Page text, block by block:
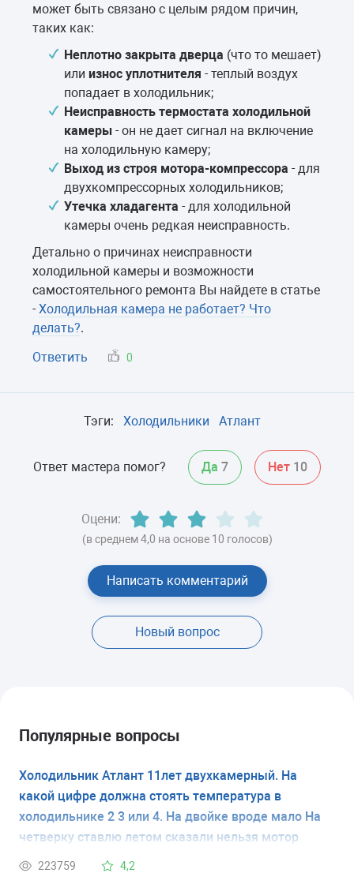
может быть связано с целым рядом причин,
таких как:
Неплотно закрыта дверца (что то мешает)
или износ уплотнителя - теплый воздух
попадает в холодильник;
Неисправность термостата холодильной
камеры - он не дает сигнал на включение
на холодильную камеру;
Выход из строя мотора-компрессора - для
двухкомпрессорных холодильников;
Утечка хладагента - для холодильной
камеры очень редкая неисправность.
Детально о причинах неисправности
холодильной камеры и возможности
самостоятельного ремонта Вы найдете в статье
- Холодильная камера не работает? Что
делать?.
Ответить
0
Тэги: Холодильники Атлант
Ответ мастера помог? Да 7 Нет 10
Оцени:
(в среднем 4,0 на основе 10 голосов)
Написать комментарий
Новый вопрос
Популярные вопросы
Холодильник Атлант 11лет двухкамерный. На
какой цифре должна стоять температура в
холодильнике 2 3 или 4. На двойке вроде мало На
четверку ставлю летом сказали нельзя мотор
испортится
223759 4,2